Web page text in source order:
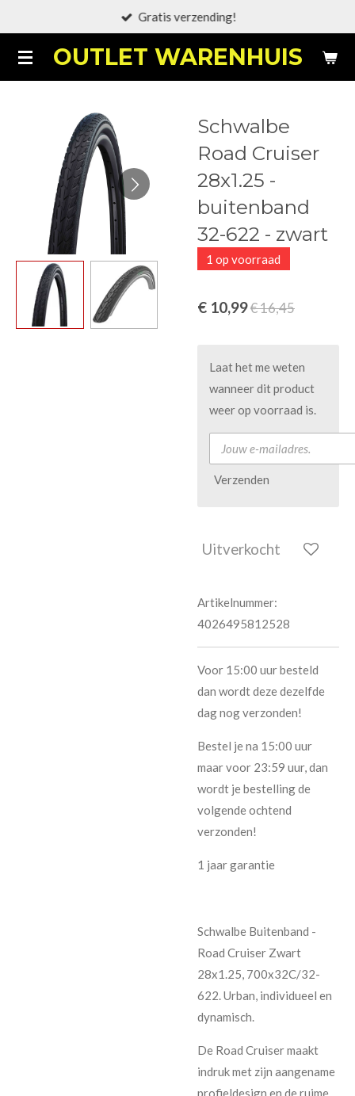
naar
de
OUTLET WARENHUIS
Gratis verzending!
Schwalbe
Road Cruiser
28x1.25 -
buitenband
32-622 - zwart
1 op voorraad
€ 10,99€ 16,45
Laat het me weten
wanneer dit product
weer op voorraad is.
Verzenden
Uitverkocht
Artikelnummer:
4026495812528
Voor 15:00 uur besteld
dan wordt deze dezelfde
dag nog verzonden!
Bestel je na 15:00 uur
maar voor 23:59 uur, dan
wordt je bestelling de
volgende ochtend
verzonden!
1 jaar garantie
Schwalbe Buitenband -
Road Cruiser Zwart
28x1.25, 700x32C/32-
622. Urban, individueel en
dynamisch.
De Road Cruiser maakt
indruk met zijn aangename
profieldesign en de ruime